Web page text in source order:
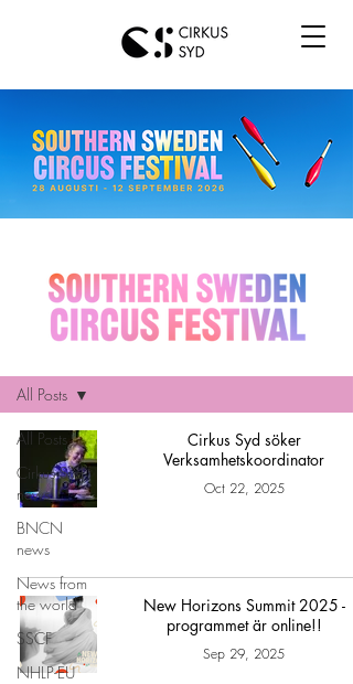
All Posts
Cirkus Syd
news
BNCN
news
News from
the world
SSCF
NHLP-EU
All Posts
Cirkus Syd söker
Verksamhetskoordinator
Oct 22, 2025
New Horizons Summit 2025 -
programmet är online!!
Sep 29, 2025